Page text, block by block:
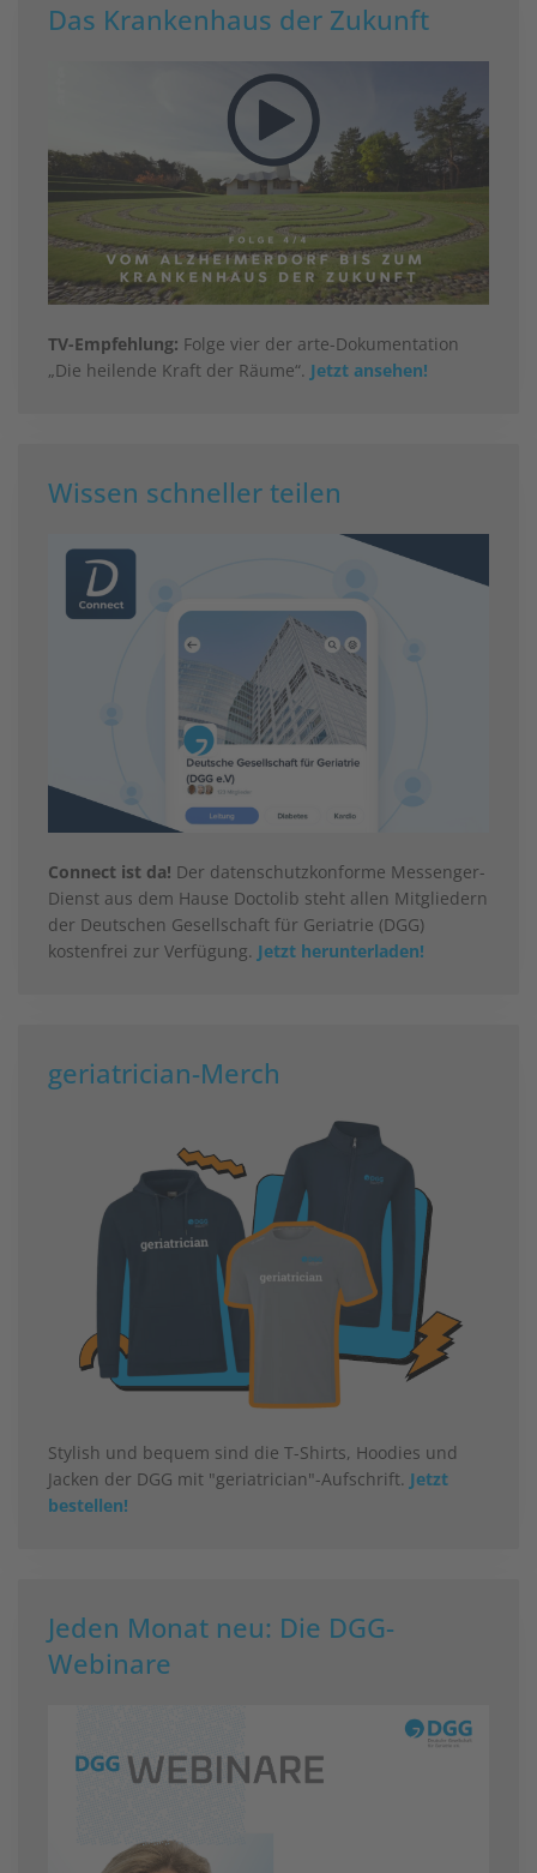
Das Krankenhaus der Zukunft
TV-Empfehlung: Folge vier der arte-Dokumentation
„Die heilende Kraft der Räume“. Jetzt ansehen!
Wissen schneller teilen
Connect ist da! Der datenschutzkonforme Messenger-
Dienst aus dem Hause Doctolib steht allen Mitgliedern
der Deutschen Gesellschaft für Geriatrie (DGG)
kostenfrei zur Verfügung. Jetzt herunterladen!
geriatrician-Merch
Stylish und bequem sind die T-Shirts, Hoodies und
Jacken der DGG mit "geriatrician"-Aufschrift. Jetzt
bestellen!
Jeden Monat neu: Die DGG-
Webinare